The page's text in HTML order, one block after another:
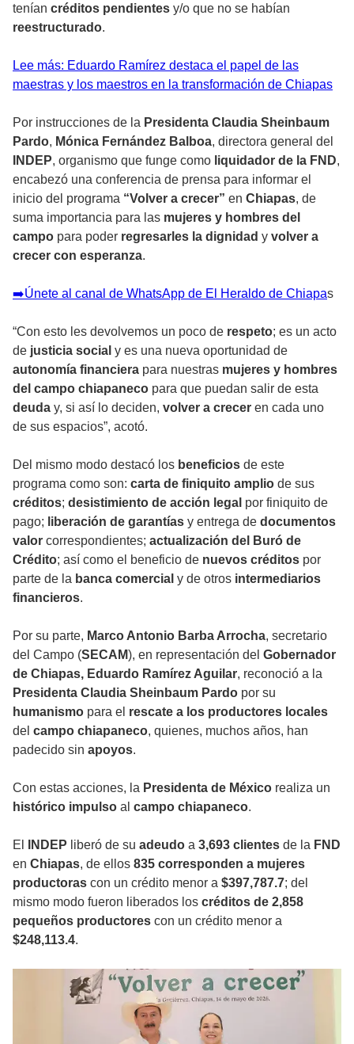
tenían créditos pendientes y/o que no se habían
reestructurado.
Lee más: Eduardo Ramírez destaca el papel de las
maestras y los maestros en la transformación de Chiapas
Por instrucciones de la Presidenta Claudia Sheinbaum
Pardo, Mónica Fernández Balboa, directora general del
INDEP, organismo que funge como liquidador de la FND,
encabezó una conferencia de prensa para informar el
inicio del programa “Volver a crecer” en Chiapas, de
suma importancia para las mujeres y hombres del
campo para poder regresarles la dignidad y volver a
crecer con esperanza.
➡️Únete al canal de WhatsApp de El Heraldo de Chiapas
“Con esto les devolvemos un poco de respeto; es un acto
de justicia social y es una nueva oportunidad de
autonomía financiera para nuestras mujeres y hombres
del campo chiapaneco para que puedan salir de esta
deuda y, si así lo deciden, volver a crecer en cada uno
de sus espacios”, acotó.
Del mismo modo destacó los beneficios de este
programa como son: carta de finiquito amplio de sus
créditos; desistimiento de acción legal por finiquito de
pago; liberación de garantías y entrega de documentos
valor correspondientes; actualización del Buró de
Crédito; así como el beneficio de nuevos créditos por
parte de la banca comercial y de otros intermediarios
financieros.
Por su parte, Marco Antonio Barba Arrocha, secretario
del Campo (SECAM), en representación del Gobernador
de Chiapas, Eduardo Ramírez Aguilar, reconoció a la
Presidenta Claudia Sheinbaum Pardo por su
humanismo para el rescate a los productores locales
del campo chiapaneco, quienes, muchos años, han
padecido sin apoyos.
Con estas acciones, la Presidenta de México realiza un
histórico impulso al campo chiapaneco.
El INDEP liberó de su adeudo a 3,693 clientes de la FND
en Chiapas, de ellos 835 corresponden a mujeres
productoras con un crédito menor a $397,787.7; del
mismo modo fueron liberados los créditos de 2,858
pequeños productores con un crédito menor a
$248,113.4.